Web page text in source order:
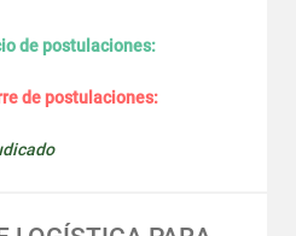
de postulaciones:
de postulaciones: